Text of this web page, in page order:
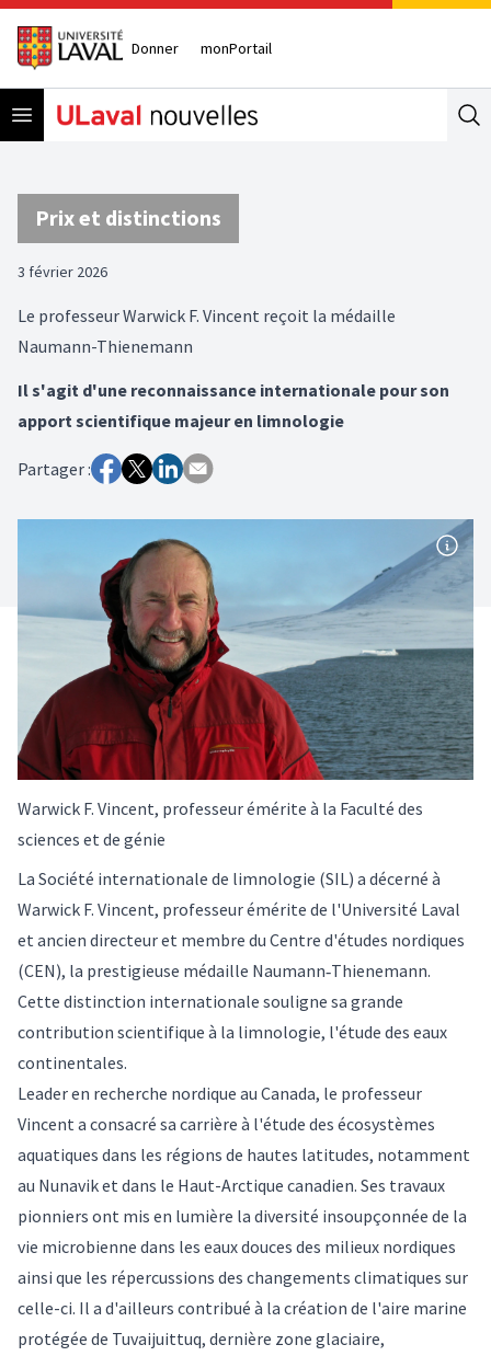
Donner monPortail
Open menu
Prix et distinctions
3 février 2026
Le professeur Warwick F. Vincent reçoit la médaille
Naumann-Thienemann
Il s'agit d'une reconnaissance internationale pour son
apport scientifique majeur en limnologie
Partager :
Warwick F. Vincent, professeur émérite à la Faculté des
sciences et de génie
La Société internationale de limnologie (SIL) a décerné à
Warwick F. Vincent, professeur émérite de l'Université Laval
et ancien directeur et membre du Centre d'études nordiques
(CEN), la prestigieuse médaille Naumann‑Thienemann.
Cette distinction internationale souligne sa grande
contribution scientifique à la limnologie, l'étude des eaux
continentales.
Leader en recherche nordique au Canada, le professeur
Vincent a consacré sa carrière à l'étude des écosystèmes
aquatiques dans les régions de hautes latitudes, notamment
au Nunavik et dans le Haut-Arctique canadien. Ses travaux
pionniers ont mis en lumière la diversité insoupçonnée de la
vie microbienne dans les eaux douces des milieux nordiques
ainsi que les répercussions des changements climatiques sur
celle-ci. Il a d'ailleurs contribué à la création de l'aire marine
protégée de Tuvaijuittuq, dernière zone glaciaire,